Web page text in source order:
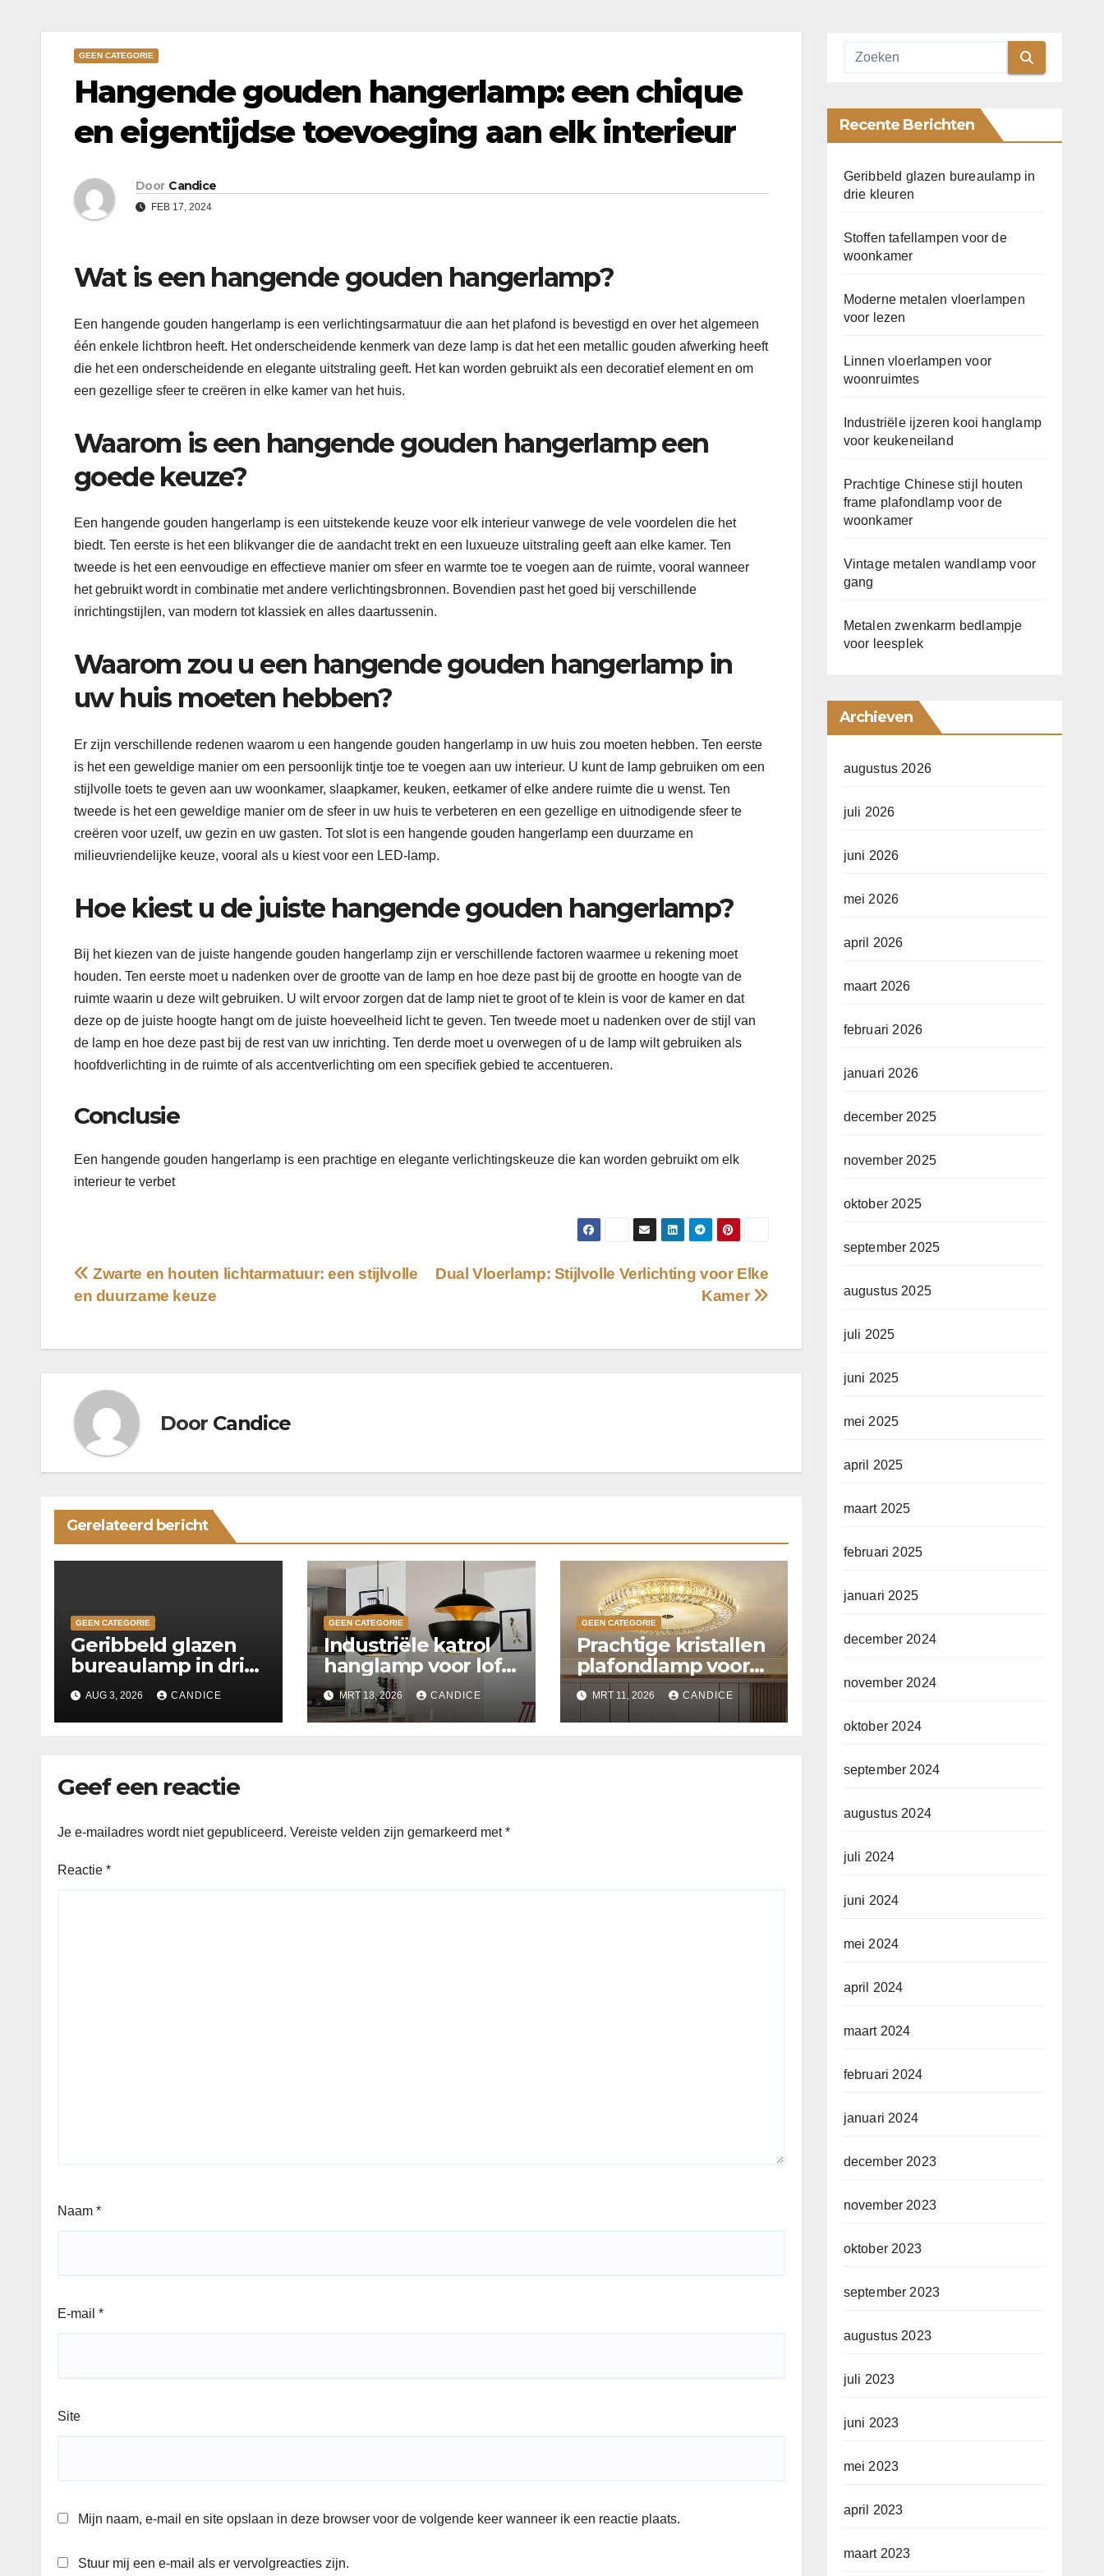
GEEN CATEGORIE
Hangende gouden hangerlamp: een chique
en eigentijdse toevoeging aan elk interieur
Door Candice
FEB 17, 2024
Wat is een hangende gouden hangerlamp?
Een hangende gouden hangerlamp is een verlichtingsarmatuur die aan het plafond is bevestigd en over het algemeen
één enkele lichtbron heeft. Het onderscheidende kenmerk van deze lamp is dat het een metallic gouden afwerking heeft
die het een onderscheidende en elegante uitstraling geeft. Het kan worden gebruikt als een decoratief element en om
een ​​gezellige sfeer te creëren in elke kamer van het huis.
Waarom is een hangende gouden hangerlamp een
goede keuze?
Een hangende gouden hangerlamp is een uitstekende keuze voor elk interieur vanwege de vele voordelen die het
biedt. Ten eerste is het een blikvanger die de aandacht trekt en een luxueuze uitstraling geeft aan elke kamer. Ten
tweede is het een eenvoudige en effectieve manier om sfeer en warmte toe te voegen aan de ruimte, vooral wanneer
het gebruikt wordt in combinatie met andere verlichtingsbronnen. Bovendien past het goed bij verschillende
inrichtingstijlen, van modern tot klassiek en alles daartussenin.
Waarom zou u een hangende gouden hangerlamp in
uw huis moeten hebben?
Er zijn verschillende redenen waarom u een hangende gouden hangerlamp in uw huis zou moeten hebben. Ten eerste
is het een geweldige manier om een ​​persoonlijk tintje toe te voegen aan uw interieur. U kunt de lamp gebruiken om een ​​
stijlvolle toets te geven aan uw woonkamer, slaapkamer, keuken, eetkamer of elke andere ruimte die u wenst. Ten
tweede is het een geweldige manier om de sfeer in uw huis te verbeteren en een gezellige en uitnodigende sfeer te
creëren voor uzelf, uw gezin en uw gasten. Tot slot is een hangende gouden hangerlamp een duurzame en
milieuvriendelijke keuze, vooral als u kiest voor een LED-lamp.
Hoe kiest u de juiste hangende gouden hangerlamp?
Bij het kiezen van de juiste hangende gouden hangerlamp zijn er verschillende factoren waarmee u rekening moet
houden. Ten eerste moet u nadenken over de grootte van de lamp en hoe deze past bij de grootte en hoogte van de
ruimte waarin u deze wilt gebruiken. U wilt ervoor zorgen dat de lamp niet te groot of te klein is voor de kamer en dat
deze op de juiste hoogte hangt om de juiste hoeveelheid licht te geven. Ten tweede moet u nadenken over de stijl van
de lamp en hoe deze past bij de rest van uw inrichting. Ten derde moet u overwegen of u de lamp wilt gebruiken als
hoofdverlichting in de ruimte of als accentverlichting om een ​​specifiek gebied te accentueren.
Conclusie
Een hangende gouden hangerlamp is een prachtige en elegante verlichtingskeuze die kan worden gebruikt om elk
interieur te verbet
Bericht
Dual Vloerlamp: Stijlvolle Verlichting voor Elke
Kamer
Zwarte en houten lichtarmatuur: een stijlvolle
en duurzame keuze
Door Candice
Gerelateerd bericht
GEEN CATEGORIE
Geribbeld glazen
bureaulamp in drie
kleuren
AUG 3, 2026 CANDICE
GEEN CATEGORIE
Industriële katrol
hanglamp voor loft
keuken
MRT 18, 2026 CANDICE
GEEN CATEGORIE
Prachtige kristallen
plafondlamp voor
slaapkamer
MRT 11, 2026 CANDICE
Geef een reactie
Je e-mailadres wordt niet gepubliceerd. Vereiste velden zijn gemarkeerd met*
Reactie *
Naam *
E-mail *
Site
Mijn naam, e-mail en site opslaan in deze browser voor de volgende keer wanneer ik een reactie plaats.
Stuur mij een e-mail als er vervolgreacties zijn.
Recente Berichten
Geribbeld glazen bureaulamp in
drie kleuren
Stoffen tafellampen voor de
woonkamer
Moderne metalen vloerlampen
voor lezen
Linnen vloerlampen voor
woonruimtes
Industriële ijzeren kooi hanglamp
voor keukeneiland
Prachtige Chinese stijl houten
frame plafondlamp voor de
woonkamer
Vintage metalen wandlamp voor
gang
Metalen zwenkarm bedlampje
voor leesplek
Archieven
augustus 2026
juli 2026
juni 2026
mei 2026
april 2026
maart 2026
februari 2026
januari 2026
december 2025
november 2025
oktober 2025
september 2025
augustus 2025
juli 2025
juni 2025
mei 2025
april 2025
maart 2025
februari 2025
januari 2025
december 2024
november 2024
oktober 2024
september 2024
augustus 2024
juli 2024
juni 2024
mei 2024
april 2024
maart 2024
februari 2024
januari 2024
december 2023
november 2023
oktober 2023
september 2023
augustus 2023
juli 2023
juni 2023
mei 2023
april 2023
maart 2023